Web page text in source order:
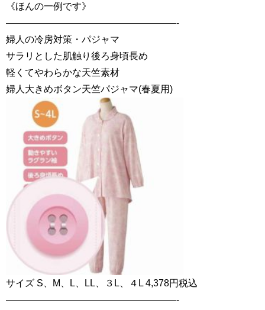
《ほんの一例です》
——————————————————-
婦人の冷房対策・パジャマ
サラリとした肌触り後ろ身頃長め
軽くてやわらかな天竺素材
婦人大きめボタン天竺パジャマ(春夏用)
サイズ S、M、L、LL、３L、４L 4,378円税込
——————————————————-